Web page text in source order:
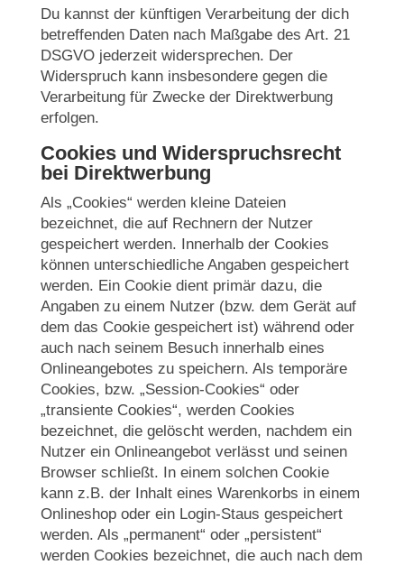
Du kannst der künftigen Verarbeitung der dich
betreffenden Daten nach Maßgabe des Art. 21
DSGVO jederzeit widersprechen. Der
Widerspruch kann insbesondere gegen die
Verarbeitung für Zwecke der Direktwerbung
erfolgen.
Cookies und Widerspruchsrecht
bei Direktwerbung
Als „Cookies“ werden kleine Dateien
bezeichnet, die auf Rechnern der Nutzer
gespeichert werden. Innerhalb der Cookies
können unterschiedliche Angaben gespeichert
werden. Ein Cookie dient primär dazu, die
Angaben zu einem Nutzer (bzw. dem Gerät auf
dem das Cookie gespeichert ist) während oder
auch nach seinem Besuch innerhalb eines
Onlineangebotes zu speichern. Als temporäre
Cookies, bzw. „Session-Cookies“ oder
„transiente Cookies“, werden Cookies
bezeichnet, die gelöscht werden, nachdem ein
Nutzer ein Onlineangebot verlässt und seinen
Browser schließt. In einem solchen Cookie
kann z.B. der Inhalt eines Warenkorbs in einem
Onlineshop oder ein Login-Staus gespeichert
werden. Als „permanent“ oder „persistent“
werden Cookies bezeichnet, die auch nach dem